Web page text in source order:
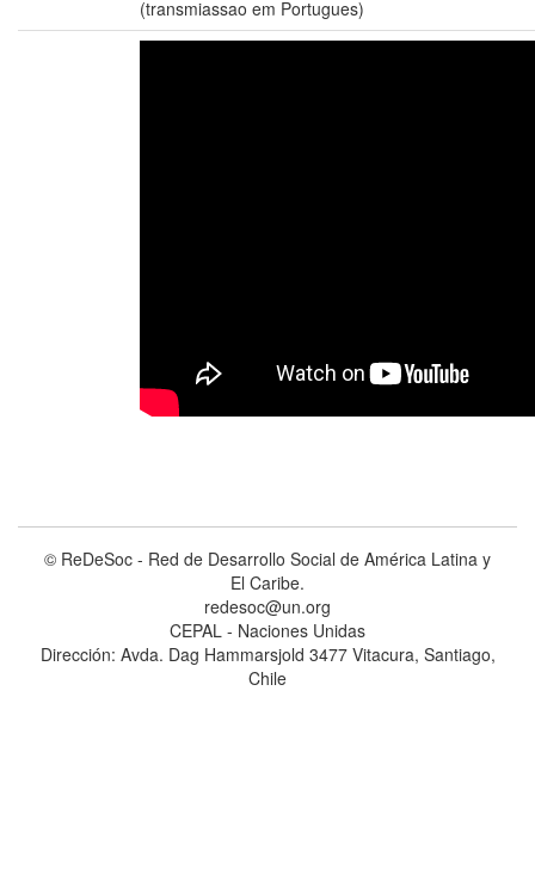
(transmiassao em Portugues)
© ReDeSoc - Red de Desarrollo Social de América Latina y
El Caribe.
redesoc@un.org
CEPAL - Naciones Unidas
Dirección: Avda. Dag Hammarsjold 3477 Vitacura, Santiago,
Chile